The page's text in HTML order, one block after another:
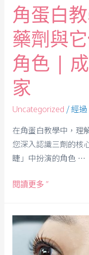
角蛋白
藥劑與
角色 |
家
Uncategorized / 經過
在角蛋白教學中，理
您深入認識三劑的核
睫」中扮演的角色 …
閱讀更多 ”